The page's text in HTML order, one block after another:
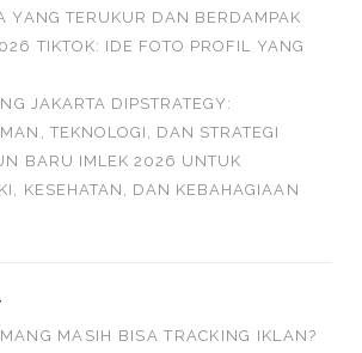
YANG TERUKUR DAN BERDAMPAK
TIKTOK: IDE FOTO PROFIL YANG
JAKARTA DIPSTRATEGY:
TEKNOLOGI, DAN STRATEGI
BARU IMLEK 2026 UNTUK
KESEHATAN, DAN KEBAHAGIAAN
MASIH BISA TRACKING IKLAN?